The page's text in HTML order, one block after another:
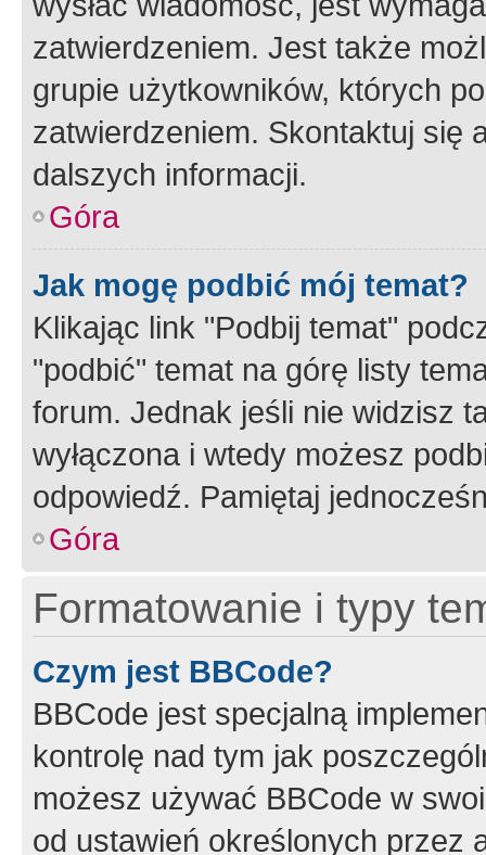
zatwierdzeniem. Jest także
grupie użytkowników, których
zatwierdzeniem. Skontaktuj się
dalszych informacji.
Góra
Jak mogę podbić mój temat?
Klikając link "Podbij temat"
"podbić" temat na górę listy
forum. Jednak jeśli nie widzisz
wyłączona i wtedy możesz
odpowiedź. Pamiętaj
Góra
Formatowanie i typy
Czym jest BBCode?
BBCode jest specjalną
kontrolę nad tym jak
możesz używać BBCode w
od ustawień określonych przez